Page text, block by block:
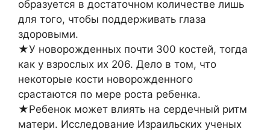
образуется в достаточном количестве лишь
для того, чтобы поддерживать глаза
здоровыми.
★У новорожденных почти 300 костей, тогда
как у взрослых их 206. Дело в том, что
некоторые кости новорожденного
срастаются по мере роста ребенка.
★Ребенок может влиять на сердечный ритм
матери. Исследование Израильских ученых